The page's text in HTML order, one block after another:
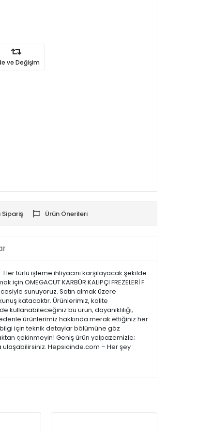
ve Değişim
Ürün Önerileri
Her türlü işleme ihtiyacını karşılayacak şekilde
OMEGACUT KARBÜR KALIPÇI FREZELERİ F
sunuyoruz. Satın almak üzere
katacaktır. Ürünlerimiz, kalite
bu ürün, dayanıklılığı,
ürünlerimiz hakkında merak ettiğiniz her
için teknik detaylar bölümüne göz
çekinmeyin! Geniş ürün yelpazemizle;
ulaşabilirsiniz. Hepsicinde.com – Her şey